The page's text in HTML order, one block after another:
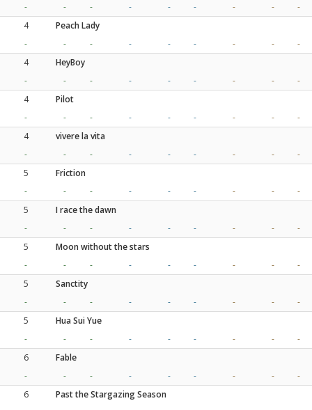
-
- - - - - - -
-
4
Peach Lady
-
- - - - - - -
-
4
HeyBoy
-
- - - - - - -
-
4
Pilot
-
- - - - - - -
-
4
vivere la vita
-
- - - - - - -
-
5
Friction
-
- - - - - - -
-
5
I race the dawn
-
- - - - - - -
-
5
Moon without the stars
-
- - - - - - -
-
5
Sanctity
-
- - - - - - -
-
5
Hua Sui Yue
-
- - - - - - -
-
6
Fable
-
- - - - - - -
-
6
Past the Stargazing Season